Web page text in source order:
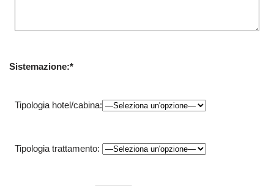
Sistemazione:*
Tipologia hotel/cabina:
Tipologia trattamento: